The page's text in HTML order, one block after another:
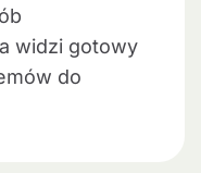
widzi gotowy
do